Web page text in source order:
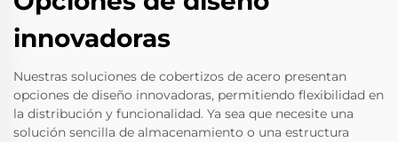
innovadoras
Nuestras soluciones de cobertizos de acero presentan
opciones de diseño innovadoras, permitiendo flexibilidad en
la distribución y funcionalidad. Ya sea que necesite una
solución sencilla de almacenamiento o una estructura